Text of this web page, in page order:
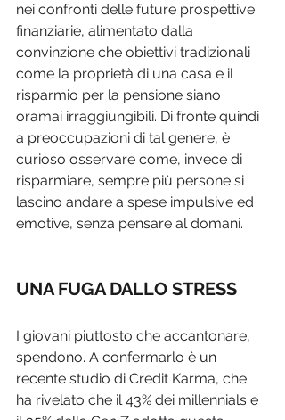
nei confronti delle future prospettive
finanziarie, alimentato dalla
convinzione che obiettivi tradizionali
come la proprietà di una casa e il
risparmio per la pensione siano
oramai irraggiungibili. Di fronte quindi
a preoccupazioni di tal genere, è
curioso osservare come, invece di
risparmiare, sempre più persone si
lascino andare a spese impulsive ed
emotive, senza pensare al domani.
UNA FUGA DALLO STRESS
I giovani piuttosto che accantonare,
spendono. A confermarlo è un
recente studio di Credit Karma, che
ha rivelato che il 43% dei millennials e